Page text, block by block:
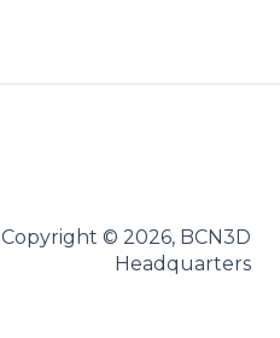
Copyright © 2026, BCN3D
Headquarters